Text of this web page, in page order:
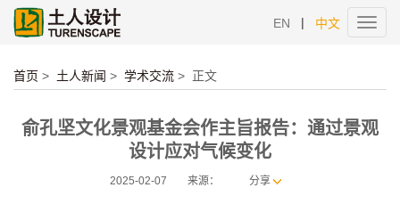
EN | 中文
首页 > 土人新闻 > 学术交流 > 正文
俞孔坚文化景观基金会作主旨报告：通过景观
设计应对气候变化
2025-02-07 来源： 分享